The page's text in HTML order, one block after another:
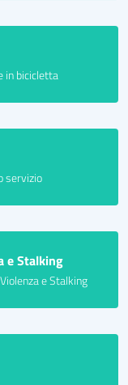
in bicicletta
servizio
e Stalking
e Stalking